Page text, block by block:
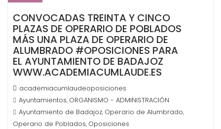
CONVOCADAS TREINTA Y CINCO
PLAZAS DE OPERARIO DE POBLADOS
MÁS UNA PLAZA DE OPERARIO DE
ALUMBRADO #OPOSICIONES PARA
EL AYUNTAMIENTO DE BADAJOZ
WWW.ACADEMIACUMLAUDE.ES
academiacumlaudeoposiciones
Ayuntamientos, ORGANISMO - ADMINISTRACIÓN
Ayuntamiento de Badajoz, Operario de Alumbrado,
Operario de Poblados, Oposiciones